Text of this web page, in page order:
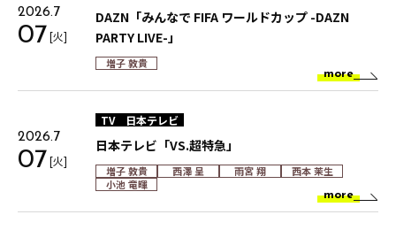
2026.7
07[火]
DAZN「みんなで FIFA ワールドカップ -DAZN
PARTY LIVE-」
増子 敦貴
more
2026.7
07[火]
TV 日本テレビ
日本テレビ「VS.超特急」
増子 敦貴 西澤 呈 雨宮 翔
西本 茉生
小池 竜暉
more